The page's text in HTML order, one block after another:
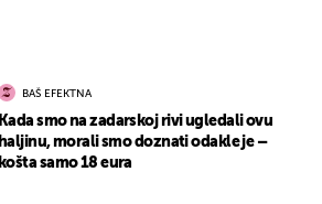
BAŠ EFEKTNA
Kada smo na zadarskoj rivi ugledali ovu
haljinu, morali smo doznati odakle je –
košta samo 18 eura